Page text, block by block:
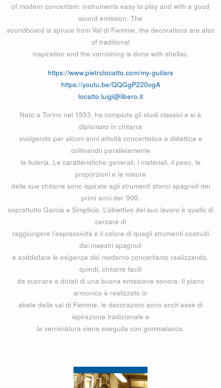
of modern concertism: instruments easy to play and with a good
sound emission. The
soundboard is spruce from Val di Fiemme, the decorations are also
of traditional
inspiration and the varnishing is done with shellac.
https://www.pietrolocatto.com/my-guitars
https://youtu.be/QQGgP220ogA
locatto.luigi@libero.it
Nato a Torino nel 1953, ha compiuto gli studi classici e si è
diplomato in chitarra
svolgendo per alcuni anni attività concertistica e didattica e
coltivando parallelamente
la liuteria. Le caratteristiche generali, i materiali, il peso, le
proporzioni e le misure
delle sue chitarre sono ispirate agli strumenti storici spagnoli dei
primi anni del ‘900,
soprattutto Garcia e Simplicio. L’obiettivo del suo lavoro è quello di
cercare di
raggiungere l’espressività e il colore di quegli strumenti costruiti
dai maestri spagnoli
e soddisfare le esigenze del moderno concertismo realizzando,
quindi, chitarre facili
da suonare e dotati di una buona emissione sonora. Il piano
armonico è realizzato in
abete della val di Fiemme, le decorazioni sono anch’esse di
ispirazione tradizionale e
la verniciatura viene eseguita con gommalacca.